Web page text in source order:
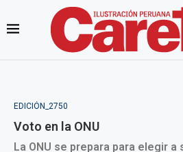
EDICIÓN_2750
Voto en la ONU
La ONU se prepara para elegir